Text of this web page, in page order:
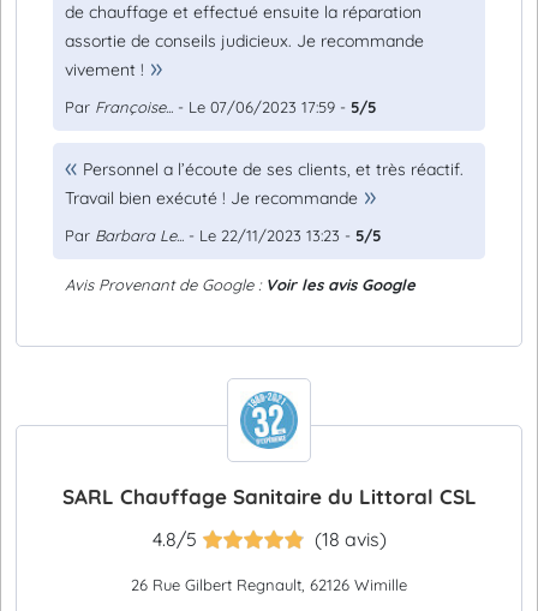
de chauffage et effectué ensuite la réparation
assortie de conseils judicieux. Je recommande
vivement !
Par Françoise... - Le 07/06/2023 17:59 - 5/5
Personnel a l’écoute de ses clients, et très réactif.
Travail bien exécuté ! Je recommande
Par Barbara Le... - Le 22/11/2023 13:23 - 5/5
Avis Provenant de Google : Voir les avis Google
SARL Chauffage Sanitaire du Littoral CSL
4.8/5 (18 avis)
26 Rue Gilbert Regnault, 62126 Wimille